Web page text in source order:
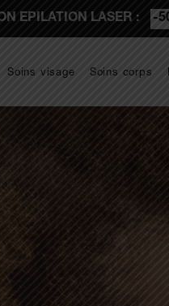
EPILATION LASER : -
Soins visage Soins corps